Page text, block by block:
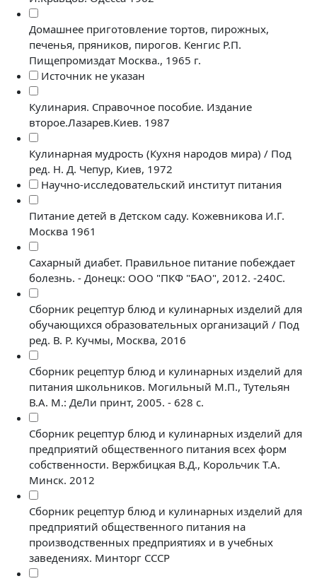
Домашнее приготовление тортов, пирожных,
печенья, пряников, пирогов. Кенгис Р.П.
Пищепромиздат Москва., 1965 г.
Источник не указан
Кулинария. Справочное пособие. Издание
второе.Лазарев.Киев. 1987
Кулинарная мудрость (Кухня народов мира) / Под
ред. Н. Д. Чепур, Киев, 1972
Научно-исследовательский институт питания
Питание детей в Детском саду. Кожевникова И.Г.
Москва 1961
Сахарный диабет. Правильное питание побеждает
болезнь. - Донецк: ООО "ПКФ "БАО", 2012. -240С.
Сборник рецептур блюд и кулинарных изделий для
обучающихся образовательных организаций / Под
ред. В. Р. Кучмы, Москва, 2016
Сборник рецептур блюд и кулинарных изделий для
питания школьников. Могильный М.П., Тутельян
В.А. М.: ДеЛи принт, 2005. - 628 с.
Сборник рецептур блюд и кулинарных изделий для
предприятий общественного питания всех форм
собственности. Вержбицкая В.Д., Корольчик Т.А.
Минск. 2012
Сборник рецептур блюд и кулинарных изделий для
предприятий общественного питания на
производственных предприятиях и в учебных
заведениях. Минторг СССР